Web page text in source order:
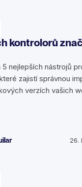
kontrolorů
nejlepších nástrojů
zajistí správnou
verzích vašich
26.